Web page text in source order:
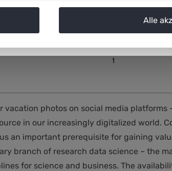
photos on social media
in our increasingly digitalized world.
an important prerequisite for gaining
branch of research data science – the
for science and business. The
Alle